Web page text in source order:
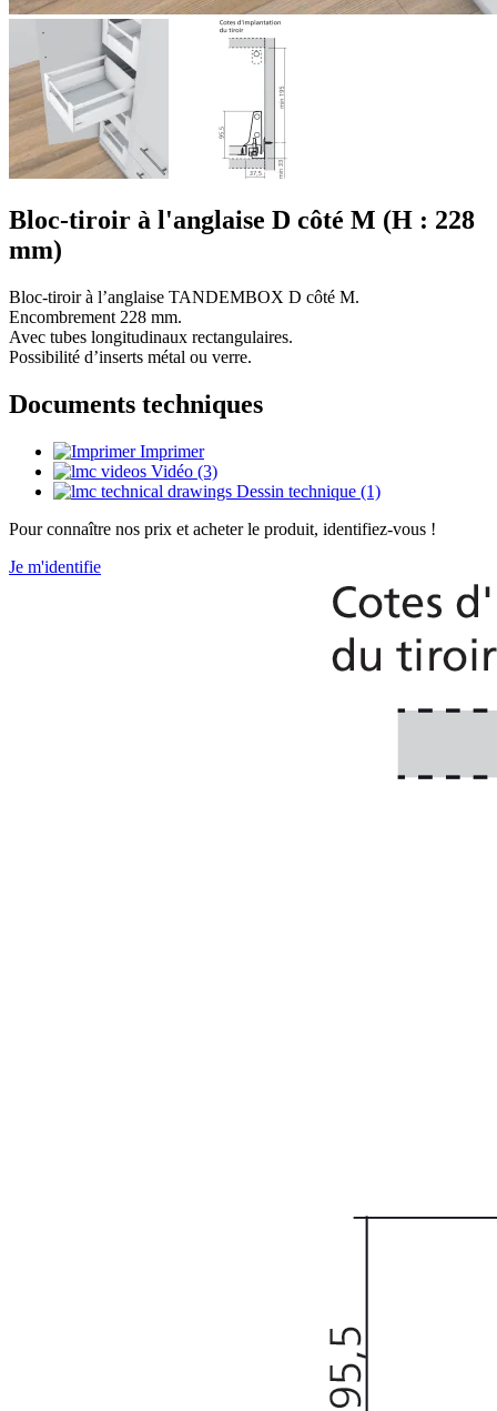
Bloc-tiroir à l'anglaise D côté M (H : 228
mm)
Bloc-tiroir à l’anglaise TANDEMBOX D côté M.
Encombrement 228 mm.
Avec tubes longitudinaux rectangulaires.
Possibilité d’inserts métal ou verre.
Documents techniques
Imprimer
Vidéo (3)
Dessin technique (1)
Pour connaître nos prix et acheter le produit, identifiez-vous !
Je m'identifie